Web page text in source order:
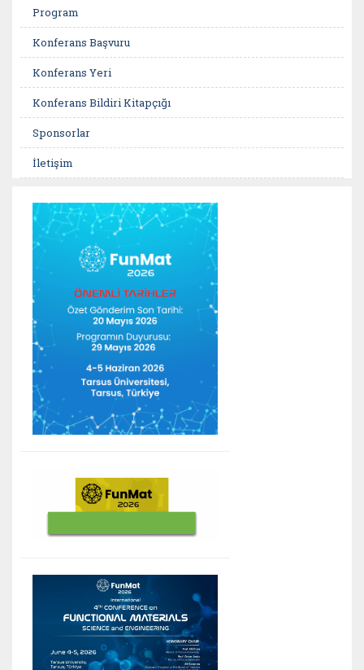
Program
Konferans Başvuru
Konferans Yeri
Konferans Bildiri Kitapçığı
Sponsorlar
İletişim